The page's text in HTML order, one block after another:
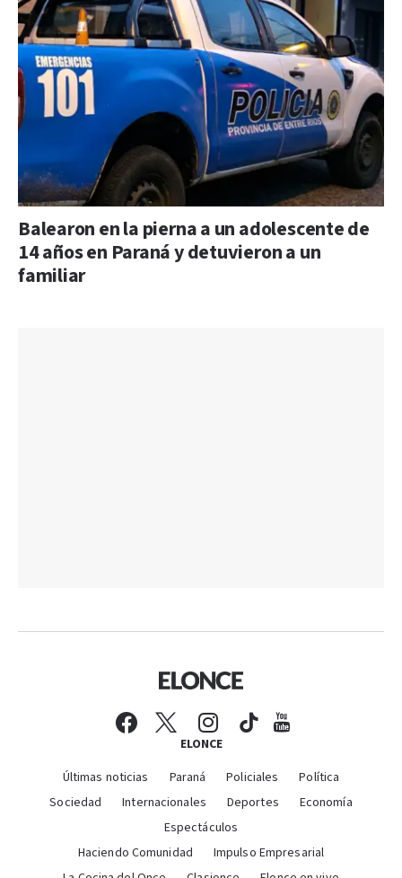
Balearon en la pierna a un adolescente de
14 años en Paraná y detuvieron a un
familiar
ELONCE
Últimas noticias Paraná Policiales
Política
Sociedad
Internacionales Deportes
Economía
Espectáculos
Haciendo Comunidad
Impulso Empresarial